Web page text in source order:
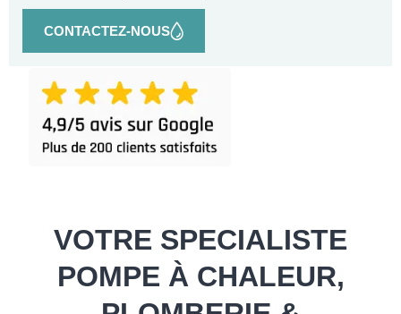
CONTACTEZ-NOUS
VOTRE SPECIALISTE
POMPE À CHALEUR,